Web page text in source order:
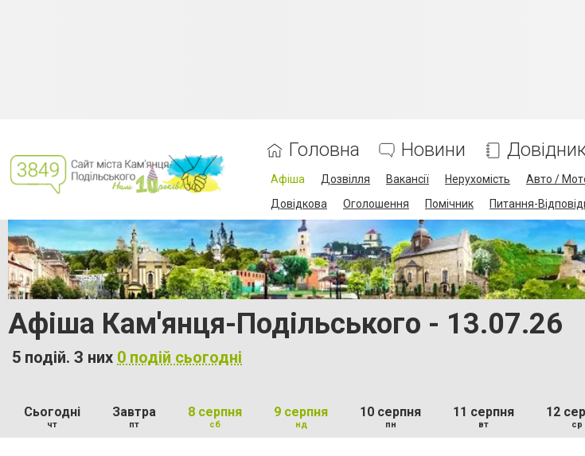
Головна Новини
Афіша Дозвілля Вакансії Нерухомість Авто /
Довідкова
Оголошення Помічник Питання-
Афіша Кам'янця-Подільського - 13.07.26
5 подій. З них 0 подій сьогодні
Сьогодні
чт
Завтра
пт
8 серпня
сб
9 серпня
нд
10 серпня
пн
11 серпня
вт
12
ср